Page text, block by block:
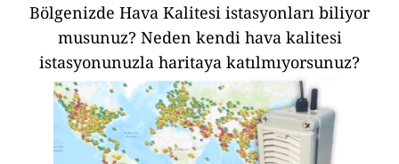
Bölgenizde Hava Kalitesi istasyonları biliyor
musunuz? Neden kendi hava kalitesi
istasyonunuzla haritaya katılmıyorsunuz?